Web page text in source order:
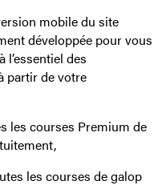
mobile du site
développée pour vous
l’essentiel des
partir de votre
les courses Premium de
les courses de galop